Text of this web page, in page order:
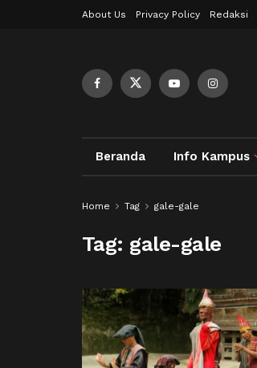
About Us Privacy Policy Redaksi
Beranda Info Kampus
Home Tag gale-gale
Tag: gale-gale